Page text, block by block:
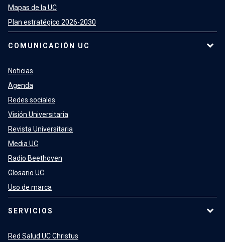
Mapas de la UC
Plan estratégico 2026-2030
COMUNICACIÓN UC
Noticias
Agenda
Redes sociales
Visión Universitaria
Revista Universitaria
Media UC
Radio Beethoven
Glosario UC
Uso de marca
SERVICIOS
Red Salud UC Christus